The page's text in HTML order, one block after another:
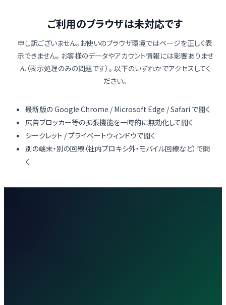
ご利用のブラウザは未対応です
申し訳ございません。お使いのブラウザ環境ではページを正しく表
示できません。 お客様のデータやアカウント情報には影響ありませ
ん（表示処理のみの問題です）。 以下のいずれかでアクセスしてく
ださい。
最新版の Google Chrome / Microsoft Edge / Safari で開く
広告ブロッカー等の拡張機能を一時的に無効化して開く
シークレット / プライベートウィンドウで開く
別の端末・別の回線（社内プロキシ外・モバイル回線など）で開
く
機能料金ブログ サポートお問い合わせ